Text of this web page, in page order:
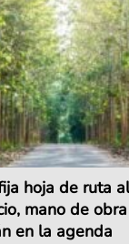
hoja de ruta
mano de
en la agenda